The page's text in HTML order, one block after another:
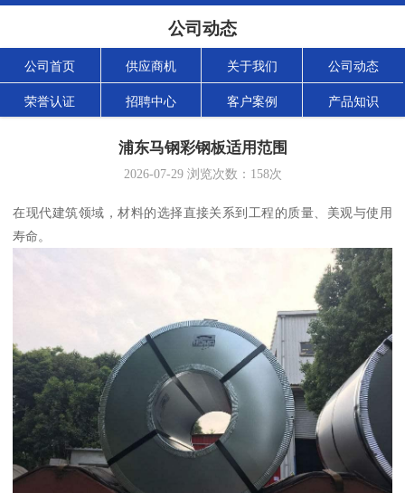
公司动态
公司首页 供应商机 关于我们 公司动态
荣誉认证 招聘中心 客户案例 产品知识
浦东马钢彩钢板适用范围
2026-07-29浏览次数： 158次
在现代建筑领域，材料的选择直接关系到工程的质量、美观与使用
寿命。